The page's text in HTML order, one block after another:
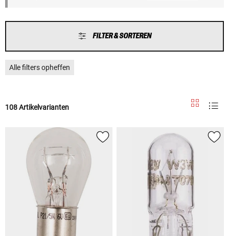
FILTER & SORTEREN
Alle filters opheffen
108 Artikelvarianten